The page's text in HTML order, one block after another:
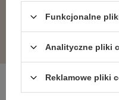
Funkcjonalne
Analityczne pliki
Reklamowe pliki